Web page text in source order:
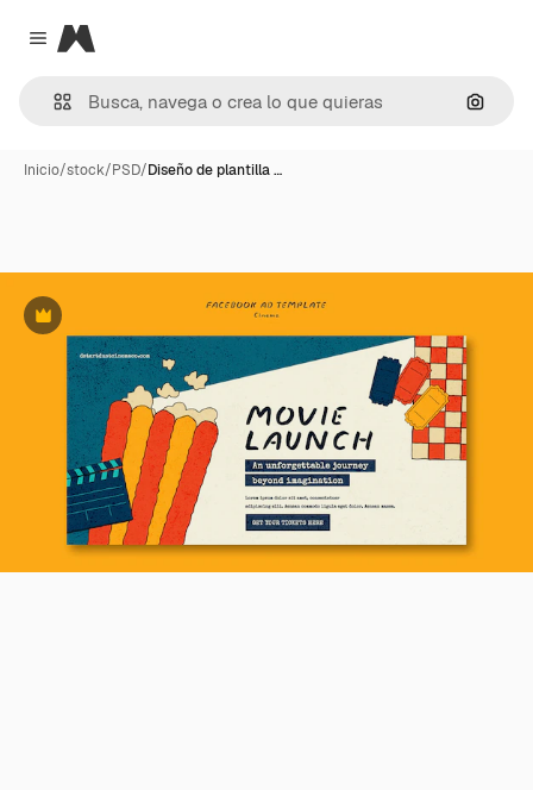
Close menu
Magnific
Inicio/stock/PSD/Diseño de plantilla …
Premium